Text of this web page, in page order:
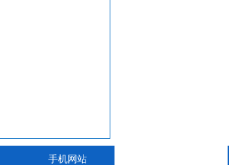
手机网站